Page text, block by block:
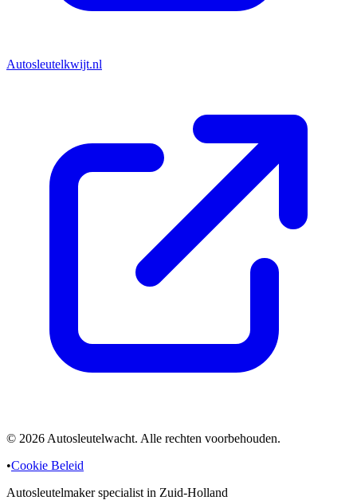
Autosleutelkwijt.nl
© 2026 Autosleutelwacht. Alle rechten voorbehouden.
•Cookie Beleid
Autosleutelmaker specialist in Zuid-Holland